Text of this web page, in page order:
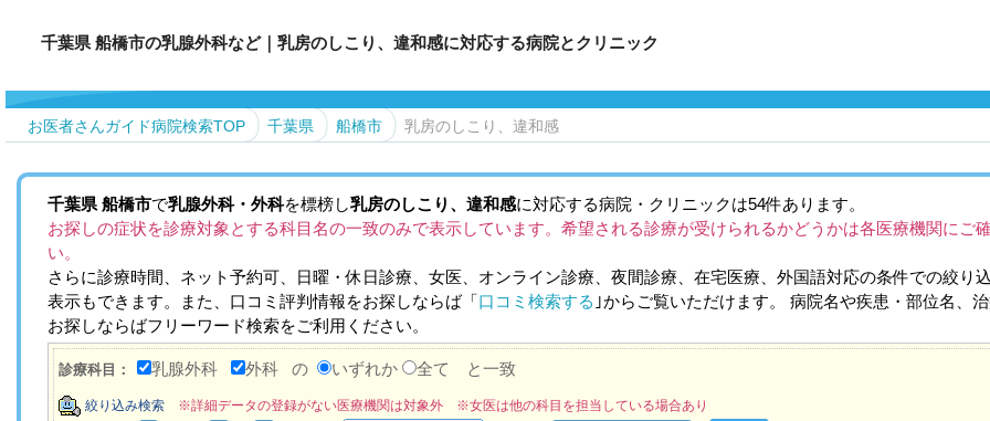
千葉県 船橋市の乳腺外科など｜乳房のしこり、違和感に対応する病院とクリニック
お医者さんガイド病院検索TOP 千葉県 船橋市 乳房のしこり、違和感
千葉県 船橋市で乳腺外科・外科を標榜し乳房のしこり、違和感に対応する病院・クリニックは54件あります。
お探しの症状を診療対象とする科目名の一致のみで表示しています。希望される診療が受けられるかどうかは各医療機関にご
い。
さらに診療時間、ネット予約可、日曜・休日診療、女医、オンライン診療、夜間診療、在宅医療、外国語対応の条件での絞り
表示もできます。また、口コミ評判情報をお探しならば「口コミ検索する ｣からご覧いただけます。 病院名や疾患・部位名、
お探しならばフリーワード検索をご利用ください。
診療科目： 乳腺外科 外科 の いずれか 全て と一致
絞り込み検索 ※詳細データの登録がない医療機関は対象外 ※女医は他の科目を担当している場合あり